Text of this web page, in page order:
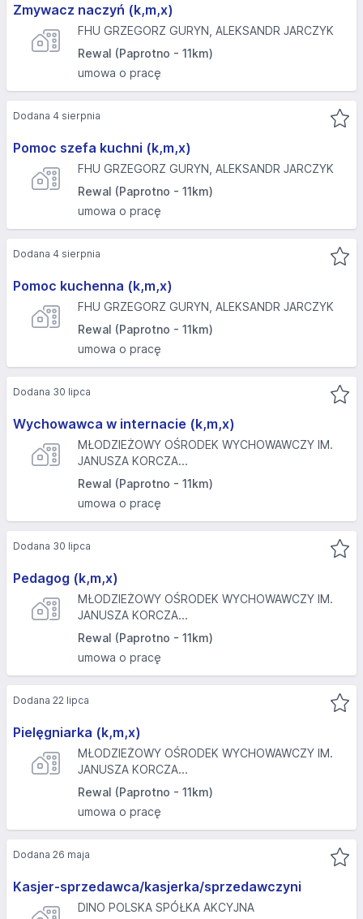
Zmywacz naczyń (k,m,x)
FHU GRZEGORZ GURYN, ALEKSANDR JARCZYK
Rewal (Paprotno - 11km)
umowa o pracę
Pomoc szefa kuchni (k,m,x)
FHU GRZEGORZ GURYN, ALEKSANDR JARCZYK
Rewal (Paprotno - 11km)
umowa o pracę
Dodana 4 sierpnia
Pomoc kuchenna (k,m,x)
FHU GRZEGORZ GURYN, ALEKSANDR JARCZYK
Rewal (Paprotno - 11km)
umowa o pracę
Dodana 4 sierpnia
Wychowawca w internacie (k,m,x)
MŁODZIEŻOWY OŚRODEK WYCHOWAWCZY IM.
JANUSZA KORCZA...
Rewal (Paprotno - 11km)
umowa o pracę
Dodana 30 lipca
Pedagog (k,m,x)
MŁODZIEŻOWY OŚRODEK WYCHOWAWCZY IM.
JANUSZA KORCZA...
Rewal (Paprotno - 11km)
umowa o pracę
Dodana 30 lipca
Pielęgniarka (k,m,x)
MŁODZIEŻOWY OŚRODEK WYCHOWAWCZY IM.
JANUSZA KORCZA...
Rewal (Paprotno - 11km)
umowa o pracę
Dodana 22 lipca
Kasjer-sprzedawca/kasjerka/sprzedawczyni
DINO POLSKA SPÓŁKA AKCYJNA
Dodana 26 maja